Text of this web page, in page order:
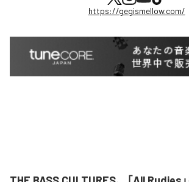
https://gegismellow.com/